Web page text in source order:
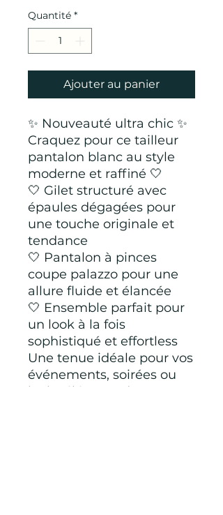
Quantité *
Ajouter au panier
✨ Nouveauté ultra chic ✨
Craquez pour ce tailleur
pantalon blanc au style
moderne et raffiné 🤍
🤍 Gilet structuré avec
épaules dégagées pour
une touche originale et
tendance
🤍 Pantalon à pinces
coupe palazzo pour une
allure fluide et élancée
🤍 Ensemble parfait pour
un look à la fois
sophistiqué et effortless
Une tenue idéale pour vos
événements, soirées ou
looks élégants du